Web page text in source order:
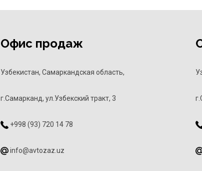
Офис продаж
Узбекистан, Самаркандская область,
г.Самарканд, ул.Узбекский тракт, 3
+998 (93) 720 14 78
info@avtozaz.uz